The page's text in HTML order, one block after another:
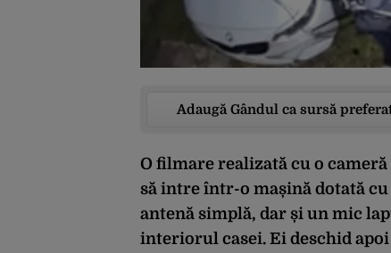
Adaugă Gândul ca sursă
O filmare realizată cu o
să intre într-o mașină dotată
antenă simplă, dar și un mic
interiorul casei. Ei deschid